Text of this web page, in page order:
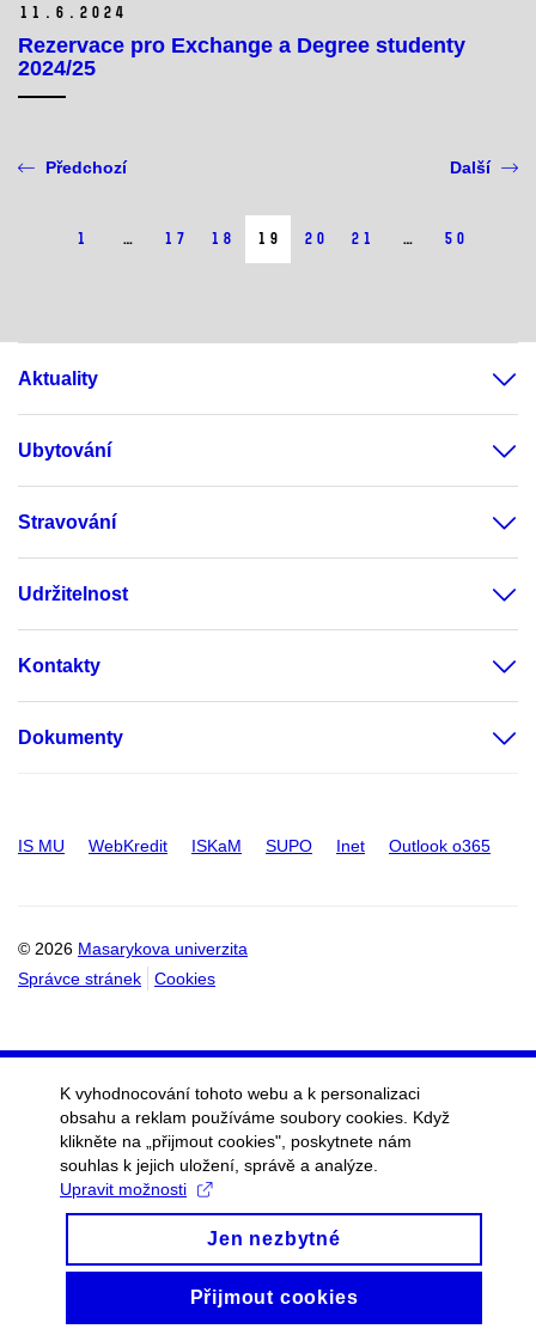
11. 6. 2024
Rezervace pro Exchange a Degree studenty
2024/25
Předchozí
1 … 17 18 19 20 21 … 50
Další
Aktuality
Ubytování
Stravování
Udržitelnost
Kontakty
Dokumenty
IS MU WebKredit ISKaM SUPO Inet Outlook o365
© 2026 Masarykova univerzita
Správce stránek
Cookies
K vyhodnocování tohoto webu a k personalizaci
obsahu a reklam používáme soubory cookies. Když
klikněte na „přijmout cookies", poskytnete nám
souhlas k jejich uložení, správě a analýze.
Upravit možnosti
Jen nezbytné
Přijmout cookies